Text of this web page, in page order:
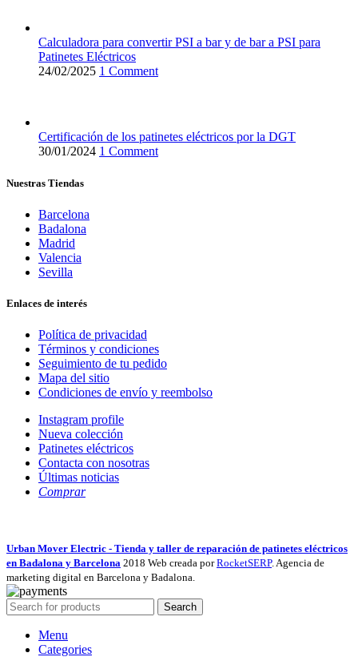
Calculadora para convertir PSI a bar y de bar a PSI para
Patinetes Eléctricos
24/02/2025 1 Comment
Certificación de los patinetes eléctricos por la DGT
30/01/2024 1 Comment
Nuestras Tiendas
Barcelona
Badalona
Madrid
Valencia
Sevilla
Enlaces de interés
Política de privacidad
Términos y condiciones
Seguimiento de tu pedido
Mapa del sitio
Condiciones de envío y reembolso
Instagram profile
Nueva colección
Patinetes eléctricos
Contacta con nosotras
Últimas noticias
Comprar
Urban Mover Electric - Tienda y taller de reparación de patinetes eléctricos
en Badalona y Barcelona 2018 Web creada porRocketSERP. Agencia de
marketing digital en Barcelona y Badalona.
Search
Menu
Categories